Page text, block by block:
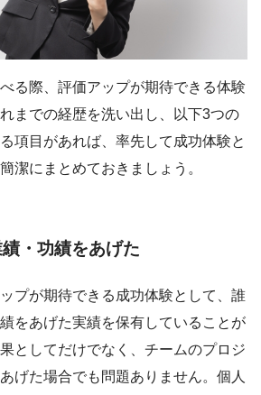
る際、評価アップが期待できる体験
までの経歴を洗い出し、以下3つの
項目があれば、率先して成功体験と
潔にまとめておきましょう。
・功績をあげた
プが期待できる成功体験として、誰
をあげた実績を保有していることが
としてだけでなく、チームのプロジ
げた場合でも問題ありません。個人